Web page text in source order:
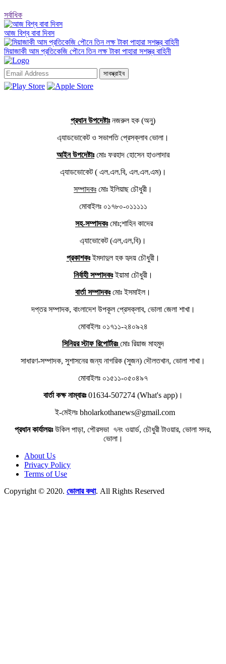
সর্বাধিক
আজ বিশ্ব বাবা দিবস
মিয়াজাকী আম প্রতিকেজি পৌনে তিন লক্ষ টাকা পাহারা সশস্ত্র বাহিনী
সাবস্ক্রাইব
প্রধান উপদেষ্টাঃনজরুল হক (অনু)
এ্যাডভোকেট ও সভাপতি প্রেসক্লাব ভোলা।
আইন উপদেষ্টাঃমোঃ ফরহাদ হোসেন হাওলাদার
এ্যাডভোকেট ( এল.এল.বি, এল.এল.এম)।
সম্পাদকঃ মোঃ ইলিয়াছ চৌধুরী।
মোবাইলঃ ০১৭৮০-০১১১১১
সহ-সম্পাদকঃমোঃ;শাহিন কাদের
এ্যাভোকেট (এল,এল,বি)।
প্রকাশকঃইমদাদুল হক হৃদয় চৌধুরী।
নির্বাহী সম্পাদকঃইয়ামা চৌধুরী।
বার্তা সম্পাদকঃমোঃ ইসমাইল।
দপ্তর সম্পাদক, বাংলাদেশ উপকূল প্রেসক্লাব, ভোলা জেলা শাখা।
মোবাইলঃ ০১৭১১-২৪০৯২৪
সিনিয়র স্টাফ রিপোর্টারঃমোঃ রিয়াজ মাহমুদ
সাধারণ-সম্পাদক, সুশাসনের জন্য নাগরিক (সুজন) দৌলতখান, ভোলা শাখা।
মোবাইলঃ ০১৫১১-০৫০৪৯৭
বার্তা কক্ষ নাম্বারঃ01634-507274 (What's app)।
ই-মেইলঃ bholarkothanews@gmail.com
প্রধান কার্যালয়ঃউকিল পাড়া, পৌরসভা ৭নং ওয়ার্ড, চৌধুরী টাওয়ার, ভোলা সদর,
ভোলা।
About Us
Privacy Policy
Terms of Use
Copyright © 2020. ভোলার কথা. All Rights Reserved